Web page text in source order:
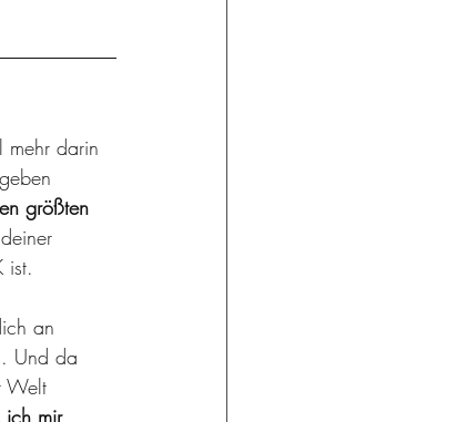
mehr darin
größten
ist.
an
Und da
Welt
ich mir